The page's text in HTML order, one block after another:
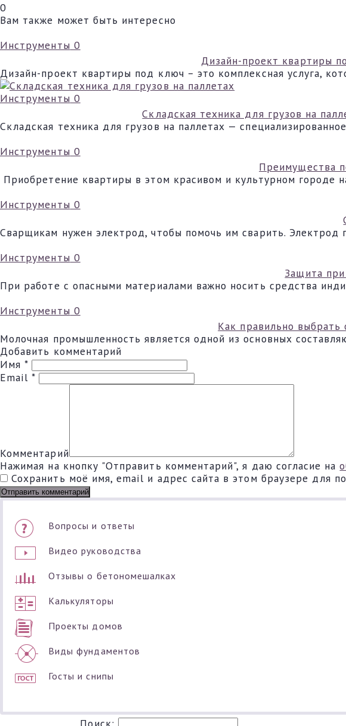
0
Вам также может быть интересно
Инструменты 0
Дизайн-проект квартиры
Дизайн-проект квартиры под ключ – это комплексная услуга,
Инструменты 0
Складская техника для грузов на
Складская техника для грузов на паллетах —
Инструменты 0
Преимущества
Приобретение квартиры в этом красивом и культурном
Инструменты 0
Сварщикам нужен электрод, чтобы помочь им сварить. Электрод
Инструменты 0
Защита
При работе с опасными материалами важно носить средства
Инструменты 0
Как правильно
Молочная промышленность является одной из основных
Добавить комментарий
Имя*
Email*
Комментарий
Нажимая на кнопку "Отправить комментарий", я даю согласие на
Сохранить моё имя, email и адрес сайта в этом браузере для
Вопросы и ответы
Видео руководства
Отзывы о бетономешалках
Калькуляторы
Проекты домов
Виды фундаментов
Госты и снипы